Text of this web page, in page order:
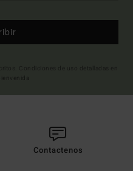
Contactenos